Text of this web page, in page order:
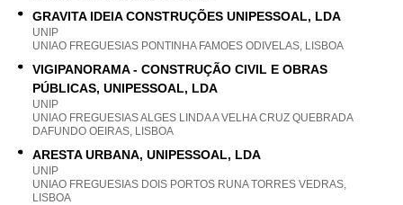
GRAVITA IDEIA CONSTRUÇÕES UNIPESSOAL, LDA
UNIP
UNIAO FREGUESIAS PONTINHA FAMOES ODIVELAS, LISBOA
VIGIPANORAMA - CONSTRUÇÃO CIVIL E OBRAS
PÚBLICAS, UNIPESSOAL, LDA
UNIP
UNIAO FREGUESIAS ALGES LINDA A VELHA CRUZ QUEBRADA
DAFUNDO OEIRAS, LISBOA
ARESTA URBANA, UNIPESSOAL, LDA
UNIP
UNIAO FREGUESIAS DOIS PORTOS RUNA TORRES VEDRAS,
LISBOA